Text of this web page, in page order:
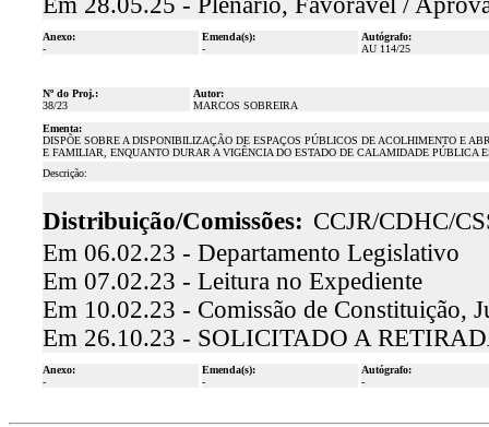
Anexo:
-
Emenda(s):
-
Autógrafo:
AU 114/25
Nº do Proj.:
38/23
Autor:
MARCOS SOBREIRA
Ementa:
DISPÕE SOBRE A DISPONIBILIZAÇÃO DE ESPAÇOS PÚBLICOS DE ACOLHIMENTO E
E FAMILIAR, ENQUANTO DURAR A VIGÊNCIA DO ESTADO DE CALAMIDADE PÚBLICA
Descrição:
Distribuição/Comissões: CCJR/CDHC/
Em 06.02.23 - Departamento Legislativo
Em 07.02.23 - Leitura no Expediente
Em 10.02.23 - Comissão de Constituição,
Em 26.10.23 - SOLICITADO A
Anexo:
-
Emenda(s):
-
Autógrafo:
-